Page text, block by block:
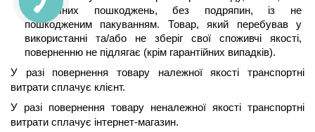
механічних пошкоджень, без подряпин, із не
пошкодженим пакуванням. Товар, який перебував у
використанні та/або не зберіг свої споживчі якості,
поверненню не підлягає (крім гарантійних випадків).
У разі повернення товару належної якості транспортні
витрати сплачує клієнт.
У разі повернення товару неналежної якості транспортні
витрати сплачує інтернет-магазин.